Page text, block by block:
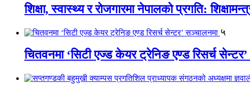
शिक्षा, स्वास्थ्य र रोजगारमा नेपालको प्रगति:
५
चितवनमा ‘सिटी एज्ड केयर ट्रेनिङ एण्ड रिसर्च